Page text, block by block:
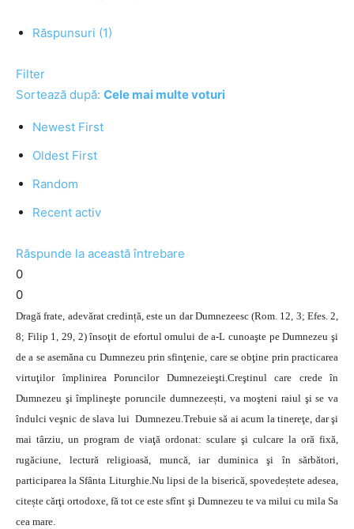
Răspunsuri (1)
Filter
Sortează după: Cele mai multe voturi
Newest First
Oldest First
Random
Recent activ
Răspunde la această întrebare
0
0
Dragă frate, adevărat credință, este un dar Dumnezeesc (Rom. 12, 3; Efes. 2,
8; Filip 1, 29, 2) însoţit de efortul omului de a-L cunoaşte pe Dumnezeu şi
de a se asemăna cu Dumnezeu prin sfinţenie, care se obţine prin practicarea
virtuţilor împlinirea Poruncilor Dumnezeieşti.Creştinul care crede în
Dumnezeu şi împlineşte poruncile dumnezeești, va moşteni raiul şi se va
îndulci veşnic de slava lui Dumnezeu.Trebuie să ai acum la tinereţe, dar şi
mai târziu, un program de viaţă ordonat: sculare şi culcare la oră fixă,
rugăciune, lectură religioasă, muncă, iar duminica şi în sărbători,
participarea la Sfânta Liturghie.Nu lipsi de la biserică, spovedeștete adesea,
citește cărţi ortodoxe, fă tot ce este sfînt şi Dumnezeu te va milui cu mila Sa
cea mare.